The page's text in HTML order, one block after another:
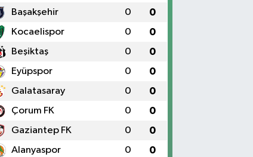
Başakşehir 0 0
Kocaelispor 0 0
Beşiktaş 0 0
Eyüpspor 0 0
Galatasaray 0 0
Çorum FK 0 0
Gaziantep FK 0 0
Alanyaspor 0 0